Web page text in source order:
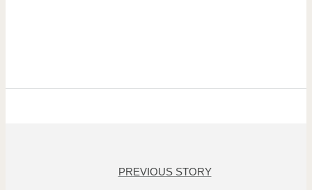
PREVIOUS STORY